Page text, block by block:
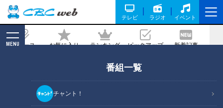
テレビ ラジオ イベント
ニュース お気に入り ランキング ピックアップ 新着記事
MENU
番組一覧
チャント！
だ！…限界を超えたい人向け“ロウリュ
ウ”に全国3位の露天風呂を体験！